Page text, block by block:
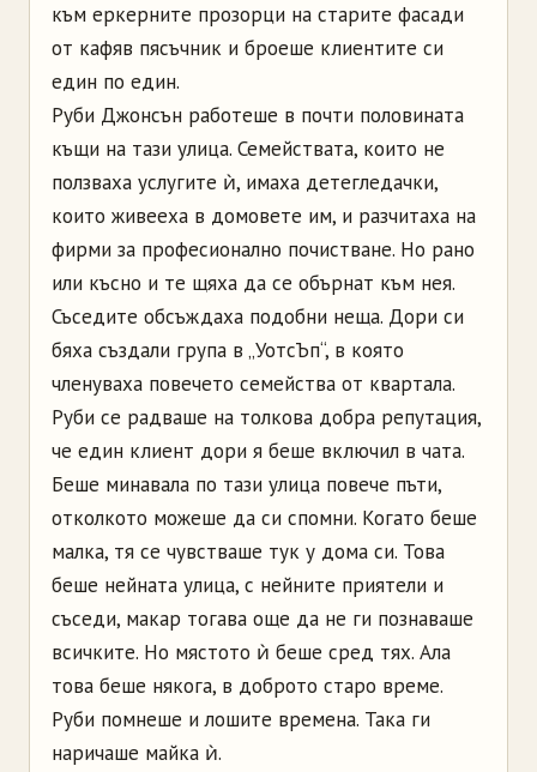
към еркерните прозорци на старите фасади
от кафяв пясъчник и броеше клиентите си
един по един.
Руби Джонсън работеше в почти половината
къщи на тази улица. Семействата, които не
ползваха услугите ѝ, имаха детегледачки,
които живееха в домовете им, и разчитаха на
фирми за професионално почистване. Но рано
или късно и те щяха да се обърнат към нея.
Съседите обсъждаха подобни неща. Дори си
бяха създали група в „УотсЪп“, в която
членуваха повечето семейства от квартала.
Руби се радваше на толкова добра репутация,
че един клиент дори я беше включил в чата.
Беше минавала по тази улица повече пъти,
отколкото можеше да си спомни. Когато беше
малка, тя сe чувстваше тук у дома си. Това
беше нейната улица, с нейните приятели и
съседи, макар тогава още да не ги познаваше
всичките. Но мястото ѝ беше сред тях. Ала
това беше някога, в доброто старо време.
Руби помнеше и лошите времена. Така ги
наричаше майка ѝ.